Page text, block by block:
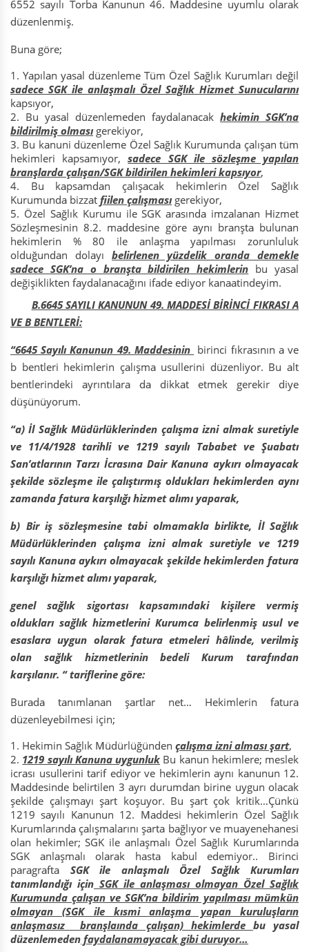
6552 sayılı Torba Kanunun 46. Maddesine uyumlu olarak
düzenlenmiş.
Buna göre;
Yapılan yasal düzenleme Tüm Özel Sağlık Kurumları değil
sadece SGK ile anlaşmalı Özel Sağlık Hizmet Sunucularını
kapsıyor,
Bu yasal düzenlemeden faydalanacak hekimin SGK’na
bildirilmiş olmasıgerekiyor,
Bu kanuni düzenleme Özel Sağlık Kurumunda çalışan tüm
hekimleri kapsamıyor,sadece SGK ile sözleşme yapılan
branşlarda çalışan/SGK bildirilen hekimleri kapsıyor,
Bu kapsamdan çalışacak hekimlerin Özel Sağlık
Kurumunda bizzat fiilen çalışmasıgerekiyor,
Özel Sağlık Kurumu ile SGK arasında imzalanan Hizmet
Sözleşmesinin 8.2. maddesine göre aynı branşta bulunan
hekimlerin % 80 ile anlaşma yapılması zorunluluk
olduğundan dolayı belirlenen yüzdelik oranda demekle
sadece SGK’na o branşta bildirilen hekimlerin bu yasal
değişiklikten faydalanacağını ifade ediyor kanaatindeyim.
B.6645 SAYILI KANUNUN 49. MADDESİ BİRİNCİ FIKRASI A
VE B BENTLERİ:
“6645 Sayılı Kanunun 49. Maddesinin birinci fıkrasının a ve
b bentleri hekimlerin çalışma usullerini düzenliyor. Bu alt
bentlerindeki ayrıntılara da dikkat etmek gerekir diye
düşünüyorum.
“a) İl Sağlık Müdürlüklerinden çalışma izni almak suretiyle
ve 11/4/1928 tarihli ve 1219 sayılı Tababet ve Şuabatı
San’atlarının Tarzı İcrasına Dair Kanuna aykırı olmayacak
şekilde sözleşme ile çalıştırmış oldukları hekimlerden aynı
zamanda fatura karşılığı hizmet alımı yaparak,
b) Bir iş sözleşmesine tabi olmamakla birlikte, İl Sağlık
Müdürlüklerinden çalışma izni almak suretiyle ve 1219
sayılı Kanuna aykırı olmayacak şekilde hekimlerden fatura
karşılığı hizmet alımı yaparak,
genel sağlık sigortası kapsamındaki kişilere vermiş
oldukları sağlık hizmetlerini Kurumca belirlenmiş usul ve
esaslara uygun olarak fatura etmeleri hâlinde, verilmiş
olan sağlık hizmetlerinin bedeli Kurum tarafından
karşılanır. “ tariflerine göre:
Burada tanımlanan şartlar net… Hekimlerin fatura
düzenleyebilmesi için;
Hekimin Sağlık Müdürlüğünden çalışma izni alması şart,
1219 sayılı Kanuna uygunluk Bu kanun hekimlere; meslek
icrası usullerini tarif ediyor ve hekimlerin aynı kanunun 12.
Maddesinde belirtilen 3 ayrı durumdan birine uygun olacak
şekilde çalışmayı şart koşuyor. Bu şart çok kritik…Çünkü
1219 sayılı Kanunun 12. Maddesi hekimlerin Özel Sağlık
Kurumlarında çalışmalarını şarta bağlıyor ve muayenehanesi
olan hekimler; SGK ile anlaşmalı Özel Sağlık Kurumlarında
SGK anlaşmalı olarak hasta kabul edemiyor.. Birinci
paragrafta SGK ile anlaşmalı Özel Sağlık Kurumları
tanımlandığı için SGK ile anlaşması olmayan Özel Sağlık
Kurumunda çalışan ve SGK’na bildirim yapılması mümkün
olmayan (SGK ile kısmi anlaşma yapan kuruluşların
anlaşmasız branşlaında çalışan) hekimlerde bu yasal
düzenlemeden faydalanamayacak gibi duruyor…